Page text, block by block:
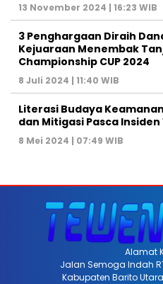
13 November 2024 | 16:23 WIB
3 Penghargaan Diraih
Kejuaraan Menembak
Championship CUP 2024
8 Juli 2024 | 11:40 WIB
Literasi Budaya
dan Mitigasi Pasca
8 Mei 2024 | 07:49 WIB
Alamat
Jalan Semoga Indah
Kabupaten Barito